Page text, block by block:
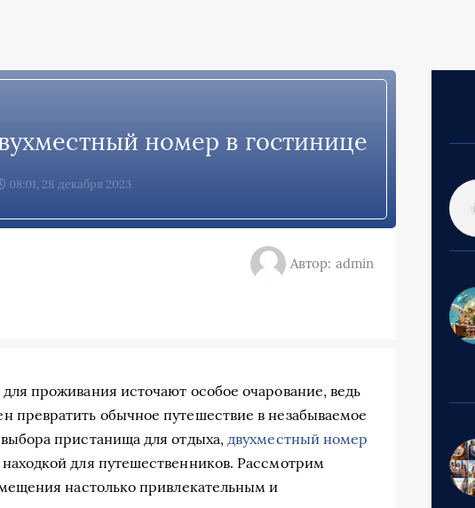
номер в гостинице
08:01, 28 декабря 2023
Автор: admin
проживания источают особое очарование, ведь
превратить обычное путешествие в незабываемое
пристанища для отдыха, двухместный номер
для путешественников. Рассмотрим
настолько привлекательным и